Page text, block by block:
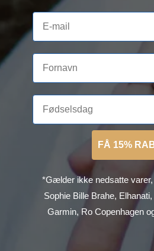
FÅ 15%
*Gælder ikke nedsatte
Sophie Bille Brahe,
Garmin, Ro Copenhagen